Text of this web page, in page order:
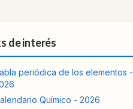
de interés
periódica de los elementos -
Químico - 2026